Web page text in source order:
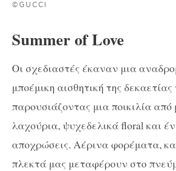
©GUCCI
Summer of Love
Οι σχεδιαστές έκαναν μια
μποέμικη αισθητική της δεκαετίας
παρουσιάζοντας μια ποικιλία από
λαχούρια, ψυχεδελικά floral και
αποχρώσεις. Αέρινα φορέματα,
πλεκτά μας μεταφέρουν στο